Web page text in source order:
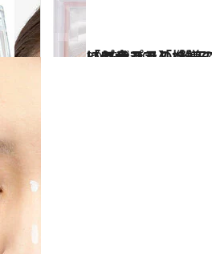
2026.2.19
「セザンヌの“粉モノ”は間違いない」“ババアの粉”の次のお粉は…万人に似合って「機嫌のいい顔」になれる大人ピンクチーク【春の自腹買いプチプラ】
ビューティ＆ヘル